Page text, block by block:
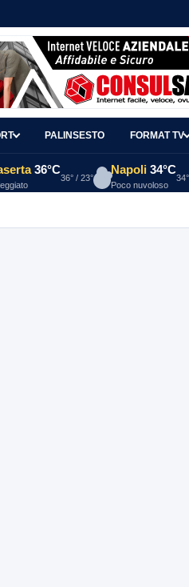
PALINSESTO FORMAT TV
36°C
36° / 23°
Napoli 34°C
Poco nuvoloso